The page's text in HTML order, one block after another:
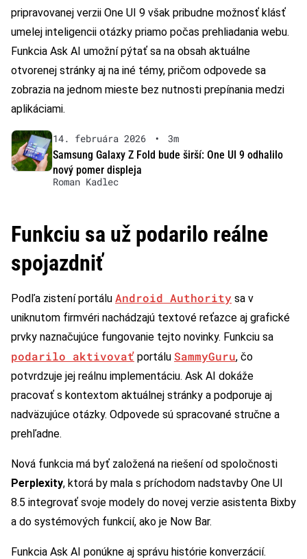
pripravovanej verzii One UI 9 však pribudne možnosť klásť
umelej inteligencii otázky priamo počas prehliadania webu.
Funkcia Ask AI umožní pýtať sa na obsah aktuálne
otvorenej stránky aj na iné témy, pričom odpovede sa
zobrazia na jednom mieste bez nutnosti prepínania medzi
aplikáciami.
14. februára 2026 •
3m
Samsung Galaxy Z Fold bude širší: One UI 9 odhalilo
nový pomer displeja
Roman Kadlec
Funkciu sa už podarilo reálne
spojazdniť
Podľa zistení portálu Android Authority sa v
uniknutom firmvéri nachádzajú textové reťazce aj grafické
prvky naznačujúce fungovanie tejto novinky. Funkciu sa
podarilo aktivovať portálu SammyGuru, čo
potvrdzuje jej reálnu implementáciu. Ask AI dokáže
pracovať s kontextom aktuálnej stránky a podporuje aj
nadväzujúce otázky. Odpovede sú spracované stručne a
prehľadne.
Nová funkcia má byť založená na riešení od spoločnosti
Perplexity, ktorá by mala s príchodom nadstavby One UI
8.5 integrovať svoje modely do novej verzie asistenta Bixby
a do systémových funkcií, ako je Now Bar.
Funkcia Ask AI ponúkne aj správu histórie konverzácií.